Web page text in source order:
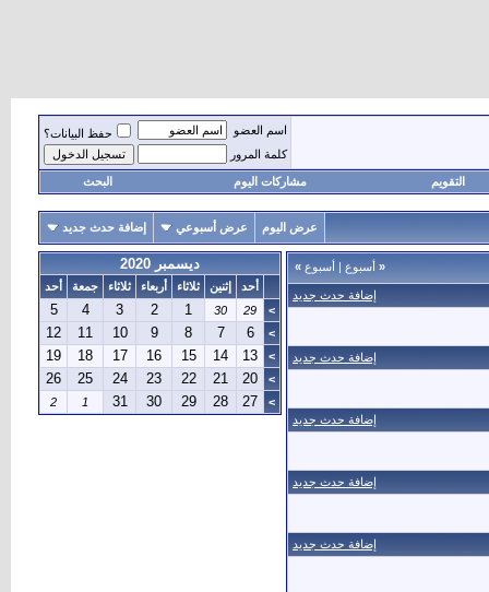
اسم العضو
حفظ البيانات؟
كلمة المرور
التقويم مشاركات اليوم البحث
عرض اليوم عرض أسبوعي إضافة حدث جديد
« أسبوع | أسبوع »
إضافة حدث جديد
إضافة حدث جديد
إضافة حدث جديد
إضافة حدث جديد
إضافة حدث جديد
ديسمبر 2020
أحد إثنين ثلاثاء أربعاء ثلاثاء جمعة
أحد
>
29
30
1
2
3
4
5
>
6
7
8
9
10
11
12
>
13
14
15
16
17
18
19
>
20
21
22
23
24
25
26
>
27
28
29
30
31
1
2